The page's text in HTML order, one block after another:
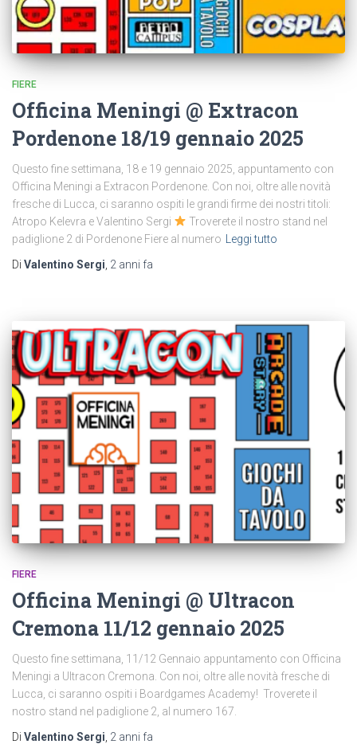
FIERE
Officina Meningi @ Extracon
Pordenone 18/19 gennaio 2025
Questo fine settimana, 18 e 19 gennaio 2025, appuntamento con
Officina Meningi a Extracon Pordenone. Con noi, oltre alle novità
fresche di Lucca, ci saranno ospiti le grandi firme dei nostri titoli:
Atropo Kelevra e Valentino Sergi
Troverete il nostro stand nel
padiglione 2 di Pordenone Fiere al numero
Leggi tutto
Di Valentino Sergi 2 anni fa
FIERE
Officina Meningi @ Ultracon
Cremona 11/12 gennaio 2025
Questo fine settimana, 11/12 Gennaio appuntamento con Officina
Meningi a Ultracon Cremona. Con noi, oltre alle novità fresche di
Lucca, ci saranno ospiti i Boardgames Academy! Troverete il
nostro stand nel padiglione 2, al numero 167.
Di Valentino Sergi 2 anni fa